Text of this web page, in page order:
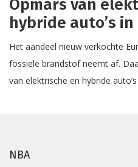
Opmars van
hybride auto’s in
Het aandeel nieuw verkochte
fossiele brandstof neemt af.
van elektrische en hybride
NBA